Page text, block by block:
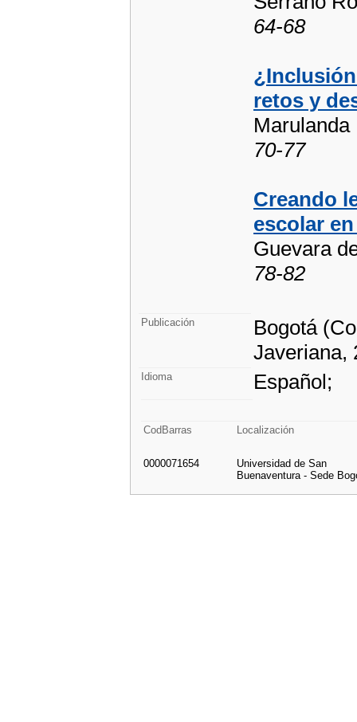
64-68
retos y
Marulanda
70-77
Creando
escolar
Guevara
78-82
Publicación
Bogotá
Javeriana,
Idioma Español;
CodBarras Localización
0000071654
Universidad de San
Buenaventura - Sede